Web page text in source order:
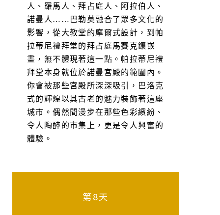
人、羅馬人、拜占庭人、阿拉伯人、
諾曼人……巴勒莫融合了眾多文化的
影響，從大教堂的摩爾式設計，到帕
拉蒂尼禮拜堂的拜占庭馬賽克鑲嵌
畫，無不體現著這一點。帕拉蒂尼禮
拜堂本身就位於諾曼宮殿的範圍內。
你會被那些宮殿所深深吸引，巴洛克
式的輝煌以其古老的魅力裝飾著這座
城市。偶然間漫步在那些色彩繽紛、
令人陶醉的市集上，更是令人興奮的
體驗。
第8天